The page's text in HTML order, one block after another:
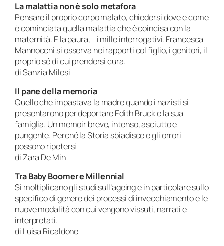
La malattia non è solo metafora
Pensare il proprio corpo malato, chiedersi dove e come
è cominciata quella malattia che è coincisa con la
maternità. E la paura, i mille interrogativi. Francesca
Mannocchi si osserva nei rapporti col figlio, i genitori, il
proprio sé di cui prendersi cura.
di Sanzia Milesi
Il pane della memoria
Quello che impastava la madre quando i nazisti si
presentarono per deportare Edith Bruck e la sua
famiglia. Un memoir breve, intenso, asciutto e
pungente. Perché la Storia sbiadisce e gli orrori
possono ripetersi
di Zara De Min
Tra Baby Boomer e Millennial
Si moltiplicano gli studi sull’ageing e in particolare sullo
specifico di genere dei processi di invecchiamento e le
nuove modalità con cui vengono vissuti, narrati e
interpretati.
di Luisa Ricaldone